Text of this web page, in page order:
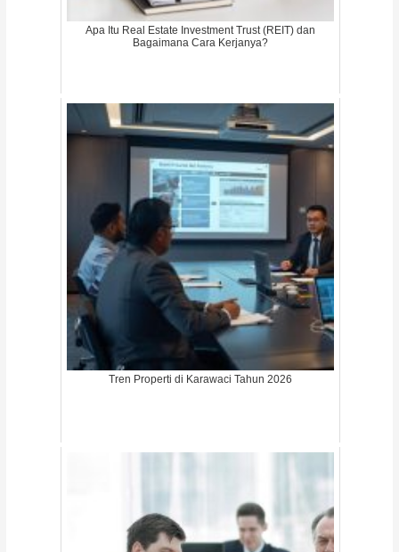
Apa Itu Real Estate Investment Trust (REIT) dan
Bagaimana Cara Kerjanya?
Tren Properti di Karawaci Tahun 2026